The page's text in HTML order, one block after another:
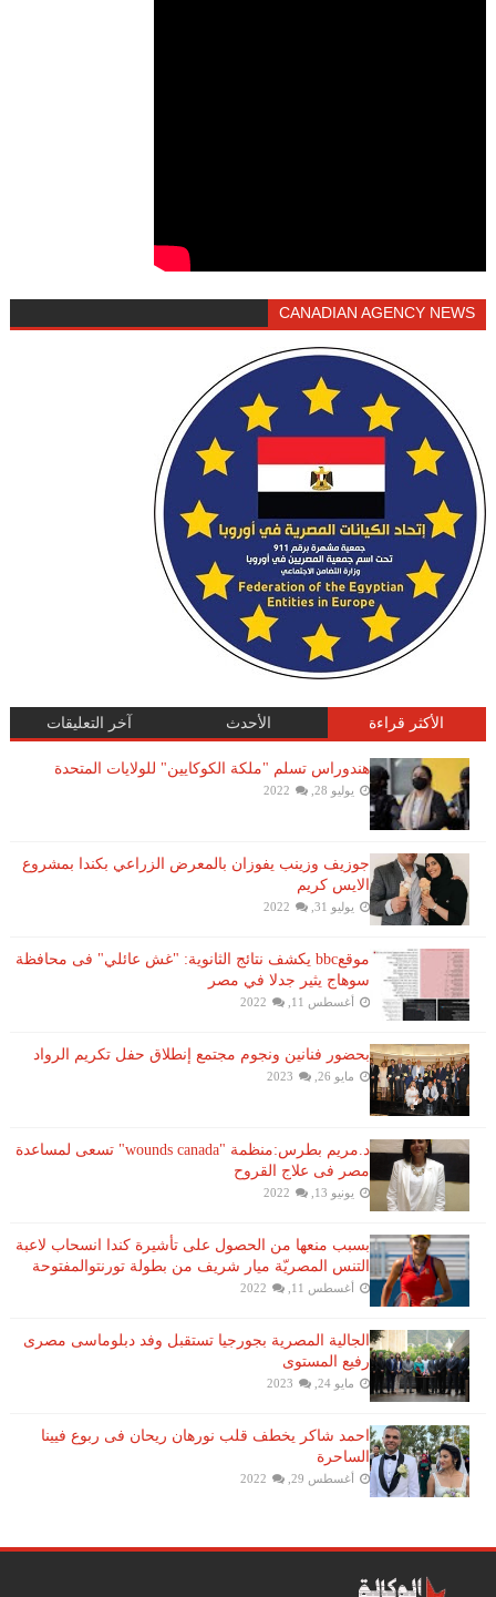
CANADIAN AGENCY NEWS
الأكثر قراءة الأحدث آخر التعليقات
هندوراس تسلم "ملكة الكوكايين" للولايات المتحدة
يوليو 28, 2022
جوزيف وزينب يفوزان بالمعرض الزراعي بكندا بمشروع
الايس كريم
يوليو 31, 2022
موقعbbc يكشف نتائج الثانوية: "غش عائلي" فى محافظة
سوهاج يثير جدلا في مصر
أغسطس 11, 2022
بحضور فنانين ونجوم مجتمع إنطلاق حفل تكريم الرواد
مايو 26, 2023
د.مريم بطرس:منظمة "wounds canada" تسعى لمساعدة
مصر فى علاج القروح
يونيو 13, 2022
بسبب منعها من الحصول على تأشيرة كندا انسحاب لاعبة ​
التنس​ المصريّة ​ميار شريف​ من بطولة ​تورنتو​المفتوحة
أغسطس 11, 2022
الجالية المصرية بجورجيا تستقبل وفد دبلوماسى مصرى
رفيع المستوى
مايو 24, 2023
احمد شاكر يخطف قلب نورهان ريحان فى ربوع فيينا
الساحرة
أغسطس 29, 2022